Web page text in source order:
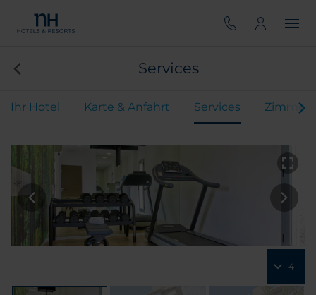
Services
Ihr Hotel Karte & Anfahrt Services Zimmer
4